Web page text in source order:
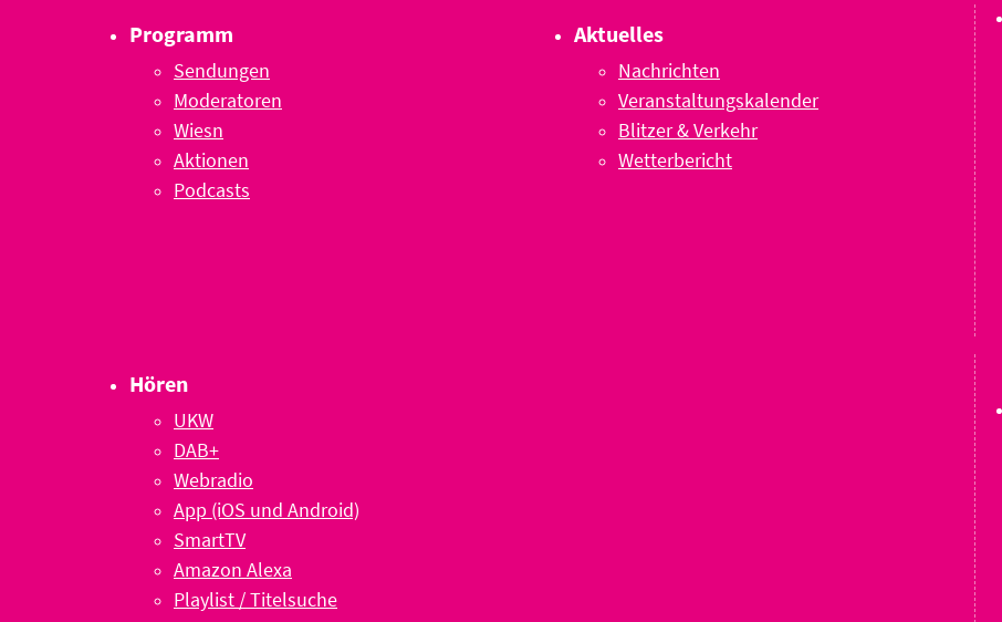
Programm
Sendungen
Moderatoren
Wiesn
Aktionen
Podcasts
Aktuelles
Nachrichten
Veranstaltungskalender
Blitzer & Verkehr
Wetterbericht
Hören
UKW
DAB+
Webradio
App (iOS und Android)
SmartTV
Amazon Alexa
Playlist / Titelsuche